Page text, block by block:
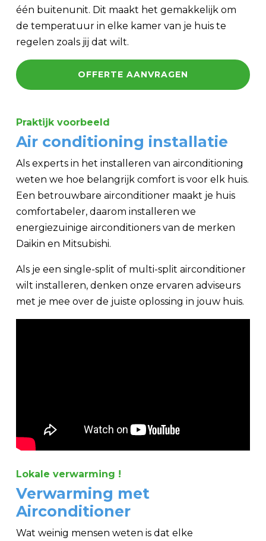
één buitenunit. Dit maakt het gemakkelijk om
de temperatuur in elke kamer van je huis te
regelen zoals jij dat wilt.
OFFERTE AANVRAGEN
Praktijk voorbeeld
Air conditioning installatie
Als experts in het installeren van airconditioning
weten we hoe belangrijk comfort is voor elk huis.
Een betrouwbare airconditioner maakt je huis
comfortabeler, daarom installeren we
energiezuinige airconditioners van de merken
Daikin en Mitsubishi.
Als je een single-split of multi-split airconditioner
wilt installeren, denken onze ervaren adviseurs
met je mee over de juiste oplossing in jouw huis.
Lokale verwarming !
Verwarming met
Airconditioner
Wat weinig mensen weten is dat elke